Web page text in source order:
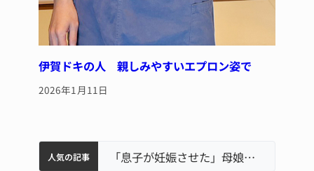
伊賀ドキの人 親しみやすいエプロン姿で
2026年1月11日
人気の記事
名張市水道料金47％値上げへ 答申案、審議会で大筋まとまる
中学校の陶壁モニュメント 地元建設会社がボランティアで清掃 伊賀名張市立病院のDMAT、熊本地震の被災地へ 能登以来3回目の派遣 「息子が妊娠させた」母娘だまされ400万円詐欺被害 名張